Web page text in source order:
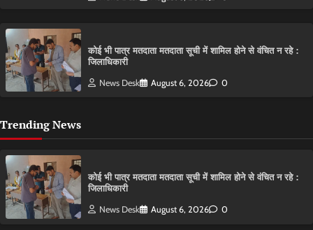
कोई भी पात्र मतदाता मतदाता सूची में शामिल होने से वंचित न रहे :
जिलाधिकारी
News Desk August 6, 2026 0
Trending News
कोई भी पात्र मतदाता मतदाता सूची में शामिल होने से वंचित न रहे :
जिलाधिकारी
News Desk August 6, 2026 0